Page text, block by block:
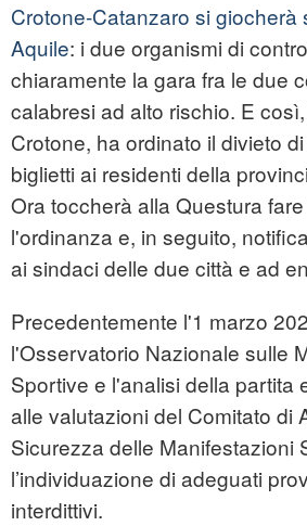
Crotone-Catanzaro si giocherà
Aquile: i due organismi di
chiaramente la gara fra le due
calabresi ad alto rischio. E
Crotone, ha ordinato il divieto
biglietti ai residenti della
Ora toccherà alla Questura
l'ordinanza e, in seguito,
ai sindaci delle due città e ad
Precedentemente l'1 marzo
l'Osservatorio Nazionale sulle
Sportive e l'analisi della partita
alle valutazioni del Comitato di
Sicurezza delle Manifestazioni
l’individuazione di adeguati
interdittivi.